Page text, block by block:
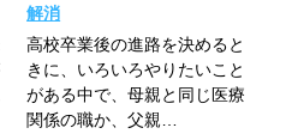
解消
高校卒業後の進路を決めると
きに、いろいろやりたいこと
がある中で、母親と同じ医療
関係の職か、父親…